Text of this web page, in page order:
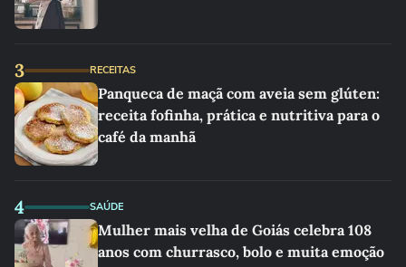
3 RECEITAS
Panqueca de maçã com aveia sem glúten:
receita fofinha, prática e nutritiva para o
café da manhã
4 SAÚDE
Mulher mais velha de Goiás celebra 108
anos com churrasco, bolo e muita emoção